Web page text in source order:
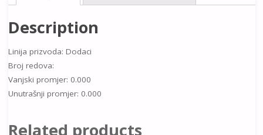
Description
Linija prizvoda: Dodaci
Broj redova:
Vanjski promjer: 0.000
Unutrašnji promjer: 0.000
Related products